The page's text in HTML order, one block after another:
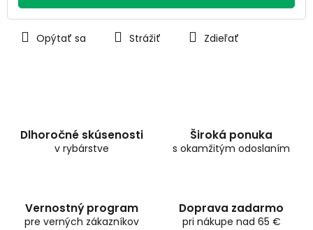
Opýtať sa Strážiť Zdieľať
Dlhoročné skúsenosti
v rybárstve
Široká ponuka
s okamžitým odoslaním
Vernostný program
pre verných zákazníkov
Doprava zadarmo
pri nákupe nad 65 €